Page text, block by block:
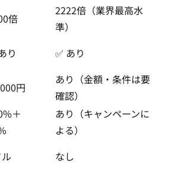
倍
2222倍（業界最高水
準）
り
✅ あり
円
あり（金額・条件は要
確認）
＋
あり（キャンペーンに
よる）
なし